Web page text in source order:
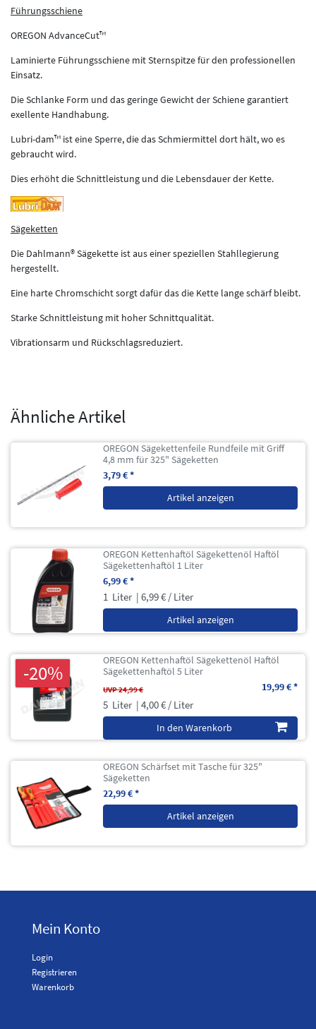
Führungsschiene
OREGON AdvanceCut™
Laminierte Führungsschiene mit Sternspitze für den professionellen
Einsatz.
Die Schlanke Form und das geringe Gewicht der Schiene garantiert
exellente Handhabung.
Lubri-dam™ ist eine Sperre, die das Schmiermittel dort hält, wo es
gebraucht wird.
Dies erhöht die Schnittleistung und die Lebensdauer der Kette.
Sägeketten
Die Dahlmann® Sägekette ist aus einer speziellen Stahllegierung
hergestellt.
Eine harte Chromschicht sorgt dafür das die Kette lange schärf bleibt.
Starke Schnittleistung mit hoher Schnittqualität.
Vibrationsarm und Rückschlagsreduziert.
Ähnliche Artikel
OREGON Sägekettenfeile Rundfeile mit Griff
4,8 mm für 325" Sägeketten
3,79 € *
Artikel anzeigen
OREGON Kettenhaftöl Sägekettenöl Haftöl
Sägekettenhaftöl 1 Liter
6,99 € *
1 Liter | 6,99 € / Liter
Artikel anzeigen
-20%
OREGON Kettenhaftöl Sägekettenöl Haftöl
Sägekettenhaftöl 5 Liter
UVP 24,99 € 19,99 € *
5 Liter | 4,00 € / Liter
In den Warenkorb
OREGON Schärfset mit Tasche für 325"
Sägeketten
22,99 € *
Artikel anzeigen
Mein Konto
Login
Registrieren
Warenkorb